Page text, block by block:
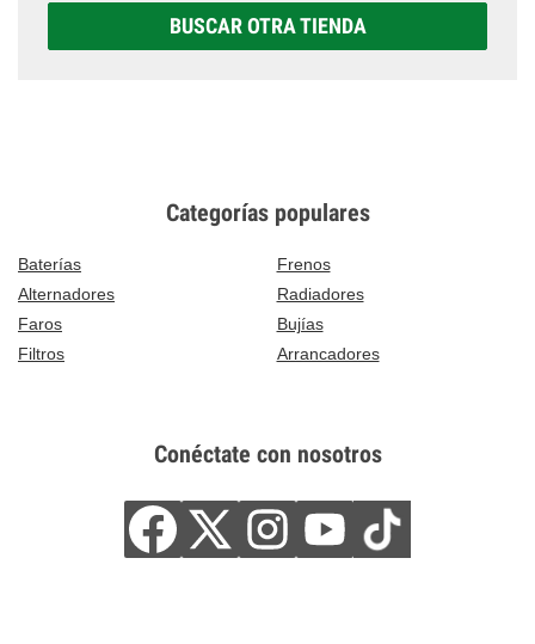
BUSCAR OTRA TIENDA
Categorías populares
Baterías
Frenos
Alternadores
Radiadores
Faros
Bujías
Filtros
Arrancadores
Conéctate con nosotros